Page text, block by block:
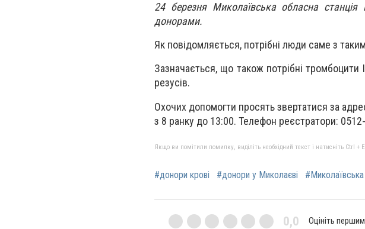
24 березня Миколаївська обласна
донорами.
Як повідомляється, потрібні люди саме з
Зазначається, що також потрібні тромбоцити
резусів.
Охочих допомогти просять звертатися за
з 8 ранку до 13:00. Телефон реєстратори:
Якщо ви помітили помилку, виділіть необхідний текст і натисніть Ctrl +
#донори крові #донори у Миколаєві #Миколаївська
0,0 Оцініть першим